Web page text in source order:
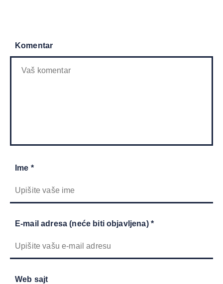
Komentar
Ime *
E-mail adresa (neće biti objavljena) *
Web sajt